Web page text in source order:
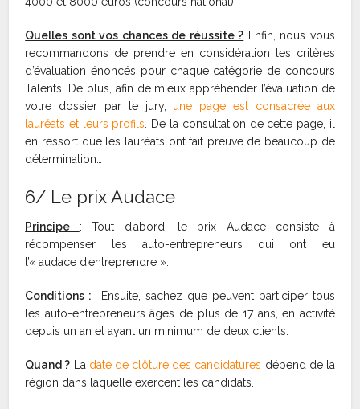
Quelles sont vos chances de réussite ? Enfin, nous vous
recommandons de prendre en considération les critères
d’évaluation énoncés pour chaque catégorie de concours
Talents. De plus, afin de mieux appréhender l’évaluation de
votre dossier par le jury, une page est consacrée aux
lauréats et leurs profils . De la consultation de cette page, il
en ressort que les lauréats ont fait preuve de beaucoup de
détermination…
6/ Le prix Audace
Principe : Tout d’abord, le prix Audace consiste à
récompenser les auto-entrepreneurs qui ont eu
l’« audace d’entreprendre ».
Conditions : Ensuite, sachez que peuvent participer tous
les auto-entrepreneurs âgés de plus de 17 ans, en activité
depuis un an et ayant un minimum de deux clients.
Quand ? La date de clôture des candidatures dépend de la
région dans laquelle exercent les candidats.